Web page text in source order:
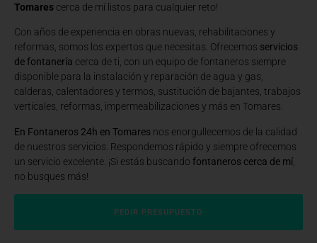
Tomares cerca de mí listos para cualquier reto!
Con años de experiencia en obras nuevas, rehabilitaciones y
reformas, somos los expertos que necesitas. Ofrecemos servicios
de fontanería cerca de ti, con un equipo de fontaneros siempre
disponible para la instalación y reparación de agua y gas,
calderas, calentadores y termos, sustitución de bajantes, trabajos
verticales, reformas, impermeabilizaciones y más en Tomares.
En Fontaneros 24h en Tomares nos enorgullecemos de la calidad
de nuestros servicios. Respondemos rápido y siempre ofrecemos
un servicio excelente. ¡Si estás buscando fontaneros cerca de mí
no busques más!
PEDIR PRESUPUESTO